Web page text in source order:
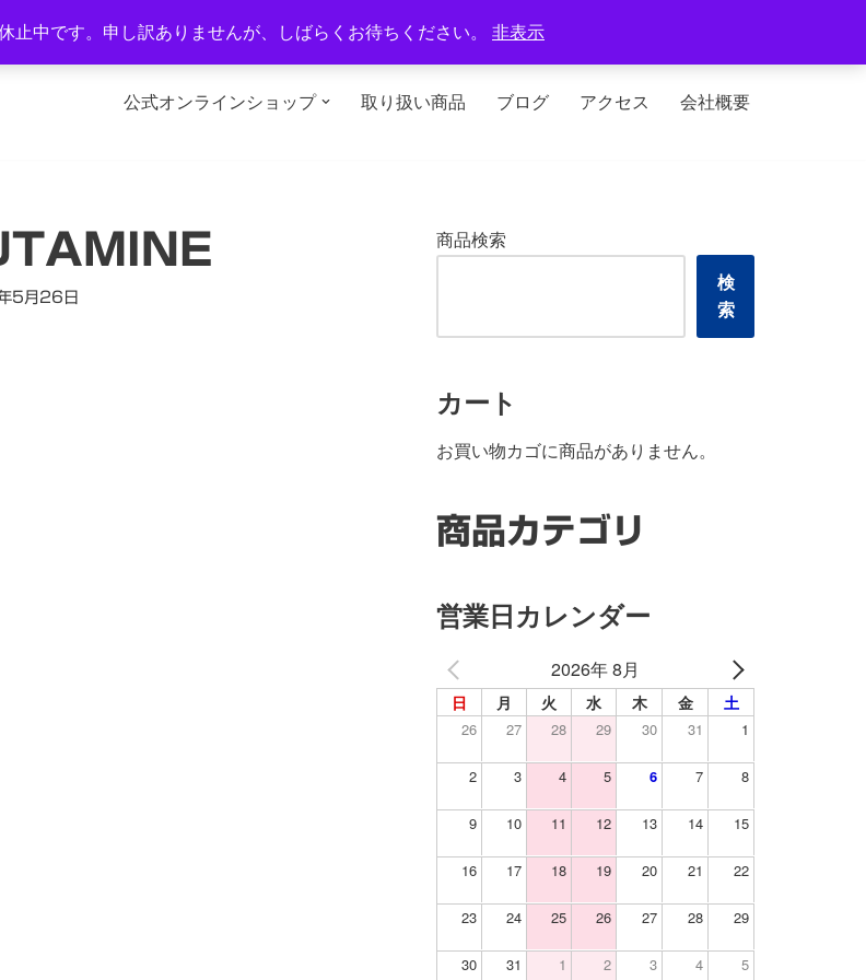
止中です。申し訳ありませんが、しばらくお待ちください。 非表示
：0577-34-3434 営業時間：午前10時～午後6時 定休日：火曜日、水曜日
公式オンラインショップ 取り扱い商品 ブログ アクセス 会社概要
5月26日
商品検索
検
索
カート
お買い物カゴに商品がありません。
商品カテゴリ
営業日カレンダー
2026年 8月
日 月 火 水 木 金 土
26 27 28 29 30 31 1
2 3 4 5 6 7 8
9 10 11 12 13 14 15
16 17 18 19 20 21 22
23 24 25 26 27 28 29
30 31 1 2 3 4 5